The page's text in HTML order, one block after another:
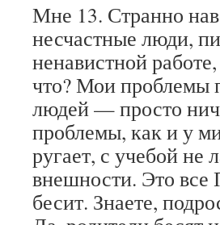
Мне 13. Странно
несчастные люди,
ненавистной
что? Мои проблемы
людей — просто
проблемы, как и у
ругает, с учебой не
внешности. Это
бесит. Знаете,